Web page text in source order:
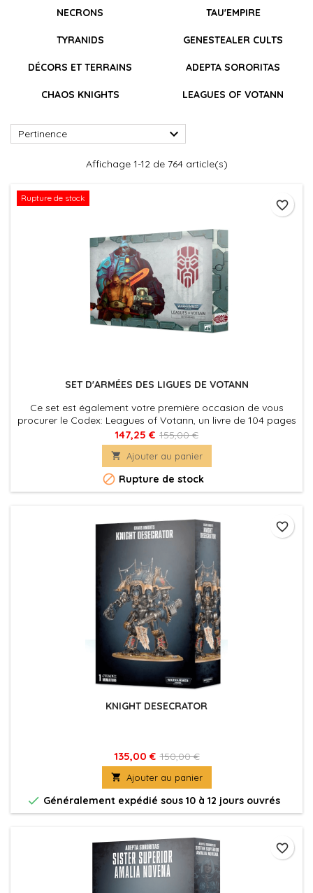
NECRONS TAU'EMPIRE
TYRANIDS GENESTEALER CULTS
DÉCORS ET TERRAINS ADEPTA SORORITAS
CHAOS KNIGHTS LEAGUES OF VOTANN
Pertinence 
Affichage 1-12 de 764 article(s)
Rupture de stock
SET D'ARMÉES DES LIGUES DE VOTANN
Ce set est également votre première occasion de vous
procurer le Codex: Leagues of Votann, un livre de 104 pages
plein d'historique et de règles pour cette toute nouvelle
armée.
147,25 € 155,00 €
 Ajouter au panier
 Rupture de stock
favorite_border
KNIGHT DESECRATOR
135,00 € 150,00 €
 Ajouter au panier
 Généralement expédié sous 10 à 12 jours ouvrés
favorite_border
favorite_border